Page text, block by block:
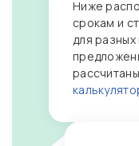
Ниже
срокам и
для разных